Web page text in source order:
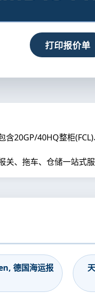
打印报价单
20GP/40HQ整柜
、拖车、仓储一站式
德国海运报